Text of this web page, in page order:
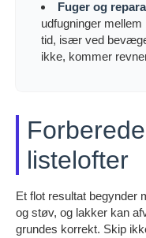
Fuger og
udfugninger
tid, især ved
ikke, kommer
listelofter
Et flot resultat begynder
og støv, og lakker kan
grundes korrekt. Skip